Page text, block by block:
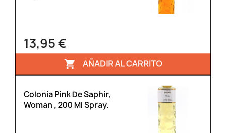
13,95 €
 AÑADIR AL CARRITO
Colonia Pink De Saphir,
Woman , 200 Ml Spray.